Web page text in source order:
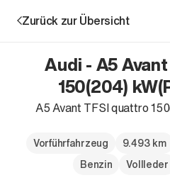
Aktion
Zurück zur Übersicht
Audi - A5
150(204)
A5 Avant TFSI quattro
Vorführfahrzeug 9.493 km
Benzin
Vollleder